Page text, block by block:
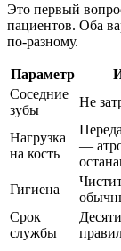
Это первый
пациентов. Оба
по-разному.
Параметр
Соседние
зубы
Не
Нагрузка
на кость
—
Гигиена
Срок
службы